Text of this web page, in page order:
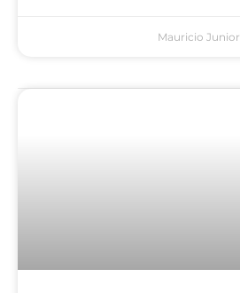
Mauricio Junior